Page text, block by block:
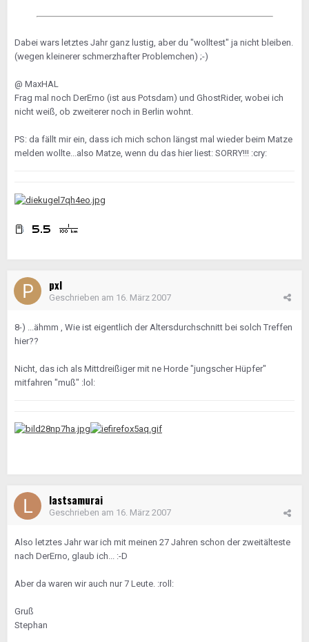
Dabei wars letztes Jahr ganz lustig, aber du "wolltest" ja nicht bleiben.
(wegen kleinerer schmerzhafter Problemchen) ;-)
@ MaxHAL
Frag mal noch DerErno (ist aus Potsdam) und GhostRider, wobei ich
nicht weiß, ob zweiterer noch in Berlin wohnt.
PS: da fällt mir ein, dass ich mich schon längst mal wieder beim Matze
melden wollte...also Matze, wenn du das hier liest: SORRY!!! :cry:
pxl
Geschrieben am 16. März 2007
8-) ...ähmm , Wie ist eigentlich der Altersdurchschnitt bei solch Treffen
hier??
Nicht, das ich als Mittdreißiger mit ne Horde "jungscher Hüpfer"
mitfahren "muß" :lol:
lastsamurai
Geschrieben am 16. März 2007
Also letztes Jahr war ich mit meinen 27 Jahren schon der zweitälteste
nach DerErno, glaub ich... :-D
Aber da waren wir auch nur 7 Leute. :roll:
Gruß
Stephan